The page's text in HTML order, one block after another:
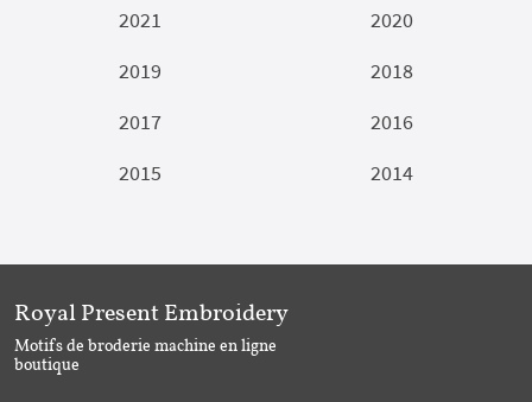
2021
2020
2019
2018
2017
2016
2015
2014
Royal Present Embroidery
Motifs de broderie machine en ligne
boutique